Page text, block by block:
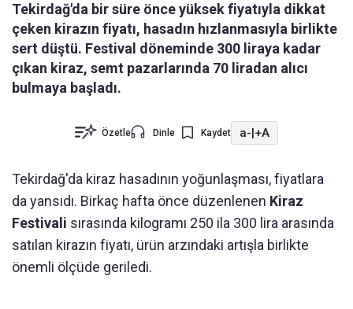
Tekirdağ'da bir süre önce yüksek fiyatıyla dikkat
çeken kirazın fiyatı, hasadın hızlanmasıyla birlikte
sert düştü. Festival döneminde 300 liraya kadar
çıkan kiraz, semt pazarlarında 70 liradan alıcı
bulmaya başladı.
Özetle Dinle Kaydet a-|+A
Tekirdağ'da kiraz hasadının yoğunlaşması, fiyatlara
da yansıdı. Birkaç hafta önce düzenlenen Kiraz
Festivali sırasında kilogramı 250 ila 300 lira arasında
satılan kirazın fiyatı, ürün arzındaki artışla birlikte
önemli ölçüde geriledi.